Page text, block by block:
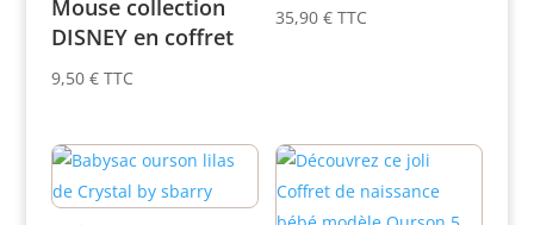
Mouse collection
DISNEY en coffret
9,50 € TTC
35,90€ TTC